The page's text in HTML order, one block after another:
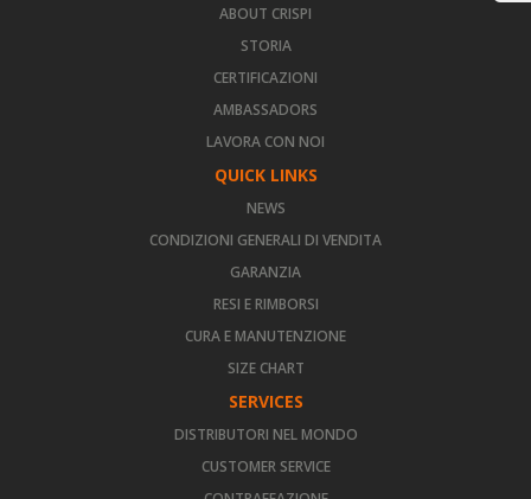
ABOUT CRISPI
STORIA
CERTIFICAZIONI
AMBASSADORS
LAVORA CON NOI
QUICK LINKS
NEWS
CONDIZIONI GENERALI DI VENDITA
GARANZIA
RESI E RIMBORSI
CURA E MANUTENZIONE
SIZE CHART
SERVICES
DISTRIBUTORI NEL MONDO
CUSTOMER SERVICE